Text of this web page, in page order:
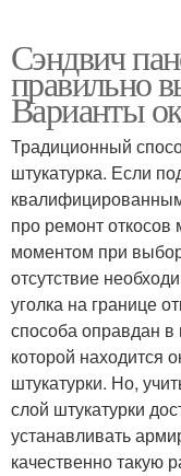
Тёплые
Откосы из
Сэндвич
правильно
Варианты
Традиционный
штукатурка. Если
про ремонт
моментом при
отсутствие
уголка на границе
способа оправдан
которой находится
штукатурки. Но,
слой штукатурки
устанавливать
качественно такую